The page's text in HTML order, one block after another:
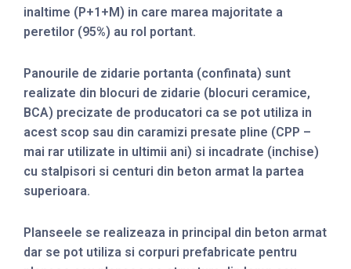
inaltime (P+1+M) in care marea majoritate a
peretilor (95%) au rol portant.
Panourile de zidarie portanta (confinata) sunt
realizate din blocuri de zidarie (blocuri ceramice,
BCA) precizate de producatori ca se pot utiliza in
acest scop sau din caramizi presate pline (CPP –
mai rar utilizate in ultimii ani) si incadrate (inchise)
cu stalpisori si centuri din beton armat la partea
superioara.
Planseele se realizeaza in principal din beton armat
dar se pot utiliza si corpuri prefabricate pentru